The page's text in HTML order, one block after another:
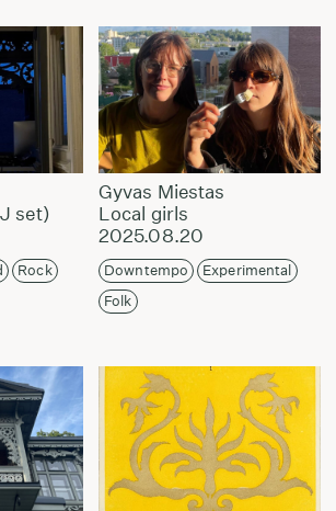
set)
Rock
Gyvas Miestas
Local girls
2025.08.20
Downtempo
Experimental
Folk